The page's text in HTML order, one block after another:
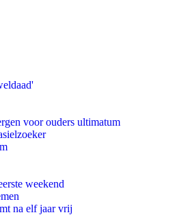
voor ouders ultimatum
weekend
na elf jaar vrij